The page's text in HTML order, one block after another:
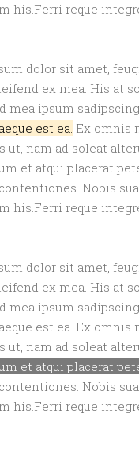
his.Ferri reque
dolor sit amet,
ex mea. His at
mea ipsum
est ea. Ex omnis
ut, nam ad soleat
et atqui placerat
Nobis
his.Ferri reque
dolor sit amet,
ex mea. His at
mea ipsum
est ea. Ex
ut, nam ad soleat
et atqui placerat
Nobis
his.Ferri reque